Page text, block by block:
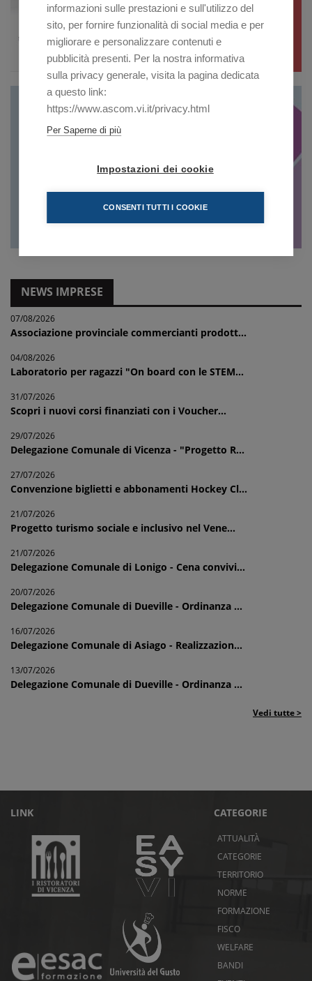
NEWS IMPRESE
07/08/2026
Associazione provinciale commercianti prodott...
04/08/2026
Laboratorio per ragazzi "On board con le STEM...
31/07/2026
Scopri i nuovi corsi finanziati con i Voucher...
29/07/2026
Delegazione Comunale di Vicenza - "Progetto R...
27/07/2026
Convenzione biglietti e abbonamenti Hockey Cl...
21/07/2026
Progetto turismo sociale e inclusivo nel Vene...
21/07/2026
Delegazione Comunale di Lonigo - Cena convivi...
20/07/2026
Delegazione Comunale di Dueville - Ordinanza ...
16/07/2026
Delegazione Comunale di Asiago - Realizzazion...
13/07/2026
Delegazione Comunale di Dueville - Ordinanza ...
Vedi tutte >
LINK CATEGORIE
ATTUALITÀ
CATEGORIE
TERRITORIO
NORME
FORMAZIONE
FISCO
WELFARE
BANDI
informazioni sulle prestazioni e sull'utilizzo del
sito, per fornire funzionalità di social media e per
migliorare e personalizzare contenuti e
pubblicità presenti. Per la nostra informativa
sulla privacy generale, visita la pagina dedicata
a questo link:
https://www.ascom.vi.it/privacy.html
Per Saperne di più
Impostazioni dei cookie
CONSENTI TUTTI I COOKIE